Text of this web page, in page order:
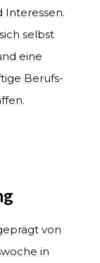
Interessen.
selbst
eine
Berufs-
von
in